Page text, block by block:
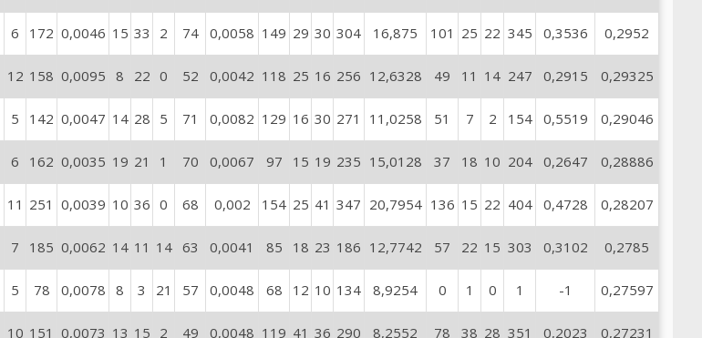
6 172 0,0046 15 33 2 74 0,0058 149 29 30 304 16,875 101 25 22 345 0,3536 0,2952
12 158 0,0095 8 22 0 52 0,0042 118 25 16 256 12,6328 49 11 14 247 0,2915 0,29325
5 142 0,0047 14 28 5 71 0,0082 129 16 30 271 11,0258 51 7 2 154 0,5519 0,29046
6 162 0,0035 19 21 1 70 0,0067 97 15 19 235 15,0128 37 18 10 204 0,2647 0,28886
11 251 0,0039 10 36 0 68 0,002 154 25 41 347 20,7954 136 15 22 404 0,4728 0,28207
7 185 0,0062 14 11 14 63 0,0041 85 18 23 186 12,7742 57 22 15 303 0,3102 0,2785
5 78 0,0078 8 3 21 57 0,0048 68 12 10 134 8,9254 0 1 0 1 -1 0,27597
10 151 0,0073 13 15 2 49 0,0048 119 41 36 290 8,2552 78 38 28 351 0,2023 0,27231